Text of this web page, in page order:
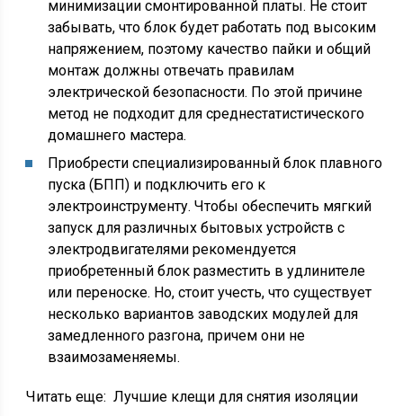
минимизации смонтированной платы. Не стоит
забывать, что блок будет работать под высоким
напряжением, поэтому качество пайки и общий
монтаж должны отвечать правилам
электрической безопасности. По этой причине
метод не подходит для среднестатистического
домашнего мастера.
Приобрести специализированный блок плавного
пуска (БПП) и подключить его к
электроинструменту. Чтобы обеспечить мягкий
запуск для различных бытовых устройств с
электродвигателями рекомендуется
приобретенный блок разместить в удлинителе
или переноске. Но, стоит учесть, что существует
несколько вариантов заводских модулей для
замедленного разгона, причем они не
взаимозаменяемы.
Читать еще: Лучшие клещи для снятия изоляции